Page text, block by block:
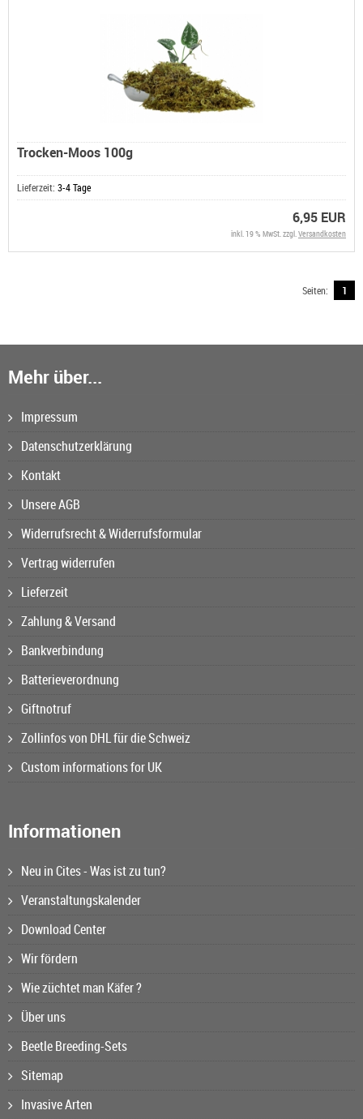
Trocken-Moos 100g
Lieferzeit: 3-4 Tage
6,95 EUR
inkl. 19 % MwSt. zzgl.Versandkosten
Seiten: 1
Mehr über...
Impressum
Datenschutzerklärung
Kontakt
Unsere AGB
Widerrufsrecht & Widerrufsformular
Vertrag widerrufen
Lieferzeit
Zahlung & Versand
Bankverbindung
Batterieverordnung
Giftnotruf
Zollinfos von DHL für die Schweiz
Custom informations for UK
Informationen
Neu in Cites - Was ist zu tun?
Veranstaltungskalender
Download Center
Wir fördern
Wie züchtet man Käfer ?
Über uns
Beetle Breeding-Sets
Sitemap
Invasive Arten